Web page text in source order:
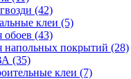
(42)
клеи (5)
обоев (43)
напольных покрытий (28)
(35)
клеи (7)